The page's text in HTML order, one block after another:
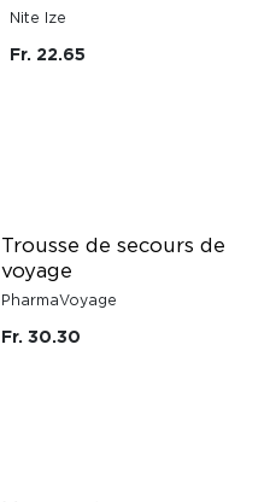
Nite Ize
Fr. 22.65
Trousse de secours de
voyage
PharmaVoyage
Fr. 30.30